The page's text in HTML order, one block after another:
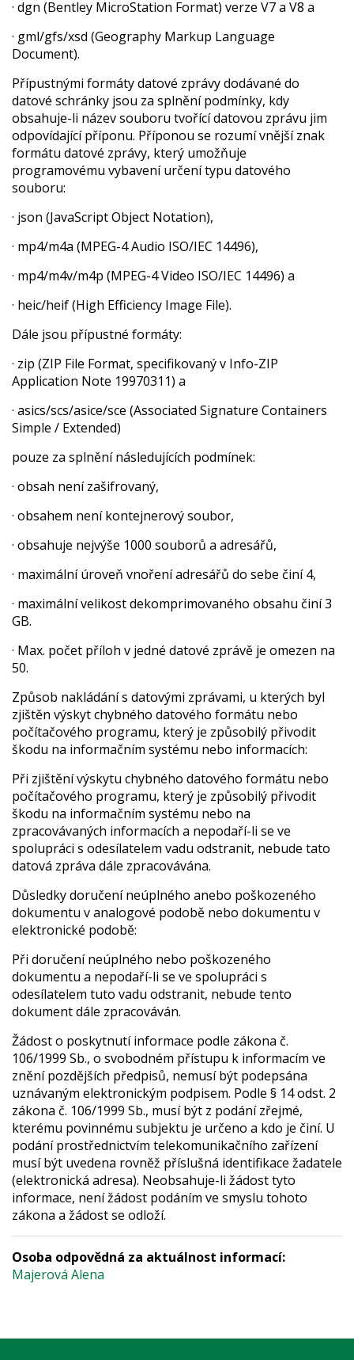
· dgn (Bentley MicroStation Format) verze V7 a V8 a
· gml/gfs/xsd (Geography Markup Language
Document).
Přípustnými formáty datové zprávy dodávané do
datové schránky jsou za splnění podmínky, kdy
obsahuje-li název souboru tvořící datovou zprávu jim
odpovídající příponu. Příponou se rozumí vnější znak
formátu datové zprávy, který umožňuje
programovému vybavení určení typu datového
souboru:
· json (JavaScript Object Notation),
· mp4/m4a (MPEG-4 Audio ISO/IEC 14496),
· mp4/m4v/m4p (MPEG-4 Video ISO/IEC 14496) a
· heic/heif (High Efficiency Image File).
Dále jsou přípustné formáty:
· zip (ZIP File Format, specifikovaný v Info-ZIP
Application Note 19970311) a
· asics/scs/asice/sce (Associated Signature Containers
Simple / Extended)
pouze za splnění následujících podmínek:
· obsah není zašifrovaný,
· obsahem není kontejnerový soubor,
· obsahuje nejvýše 1000 souborů a adresářů,
· maximální úroveň vnoření adresářů do sebe činí 4,
· maximální velikost dekomprimovaného obsahu činí 3
GB.
· Max. počet příloh v jedné datové zprávě je omezen na
50.
Způsob nakládání s datovými zprávami, u kterých byl
zjištěn výskyt chybného datového formátu nebo
počítačového programu, který je způsobilý přivodit
škodu na informačním systému nebo informacích:
Při zjištění výskytu chybného datového formátu nebo
počítačového programu, který je způsobilý přivodit
škodu na informačním systému nebo na
zpracovávaných informacích a nepodaří-li se ve
spolupráci s odesílatelem vadu odstranit, nebude tato
datová zpráva dále zpracovávána.
Důsledky doručení neúplného anebo poškozeného
dokumentu v analogové podobě nebo dokumentu v
elektronické podobě:
Při doručení neúplného nebo poškozeného
dokumentu a nepodaří-li se ve spolupráci s
odesílatelem tuto vadu odstranit, nebude tento
dokument dále zpracováván.
Žádost o poskytnutí informace podle zákona č.
106/1999 Sb., o svobodném přístupu k informacím ve
znění pozdějších předpisů, nemusí být podepsána
uznávaným elektronickým podpisem. Podle § 14 odst. 2
zákona č. 106/1999 Sb., musí být z podání zřejmé,
kterému povinnému subjektu je určeno a kdo je činí. U
podání prostřednictvím telekomunikačního zařízení
musí být uvedena rovněž příslušná identifikace žadatele
(elektronická adresa). Neobsahuje-li žádost tyto
informace, není žádost podáním ve smyslu tohoto
zákona a žádost se odloží.
Osoba odpovědná za aktuálnost informací:
Majerová Alena